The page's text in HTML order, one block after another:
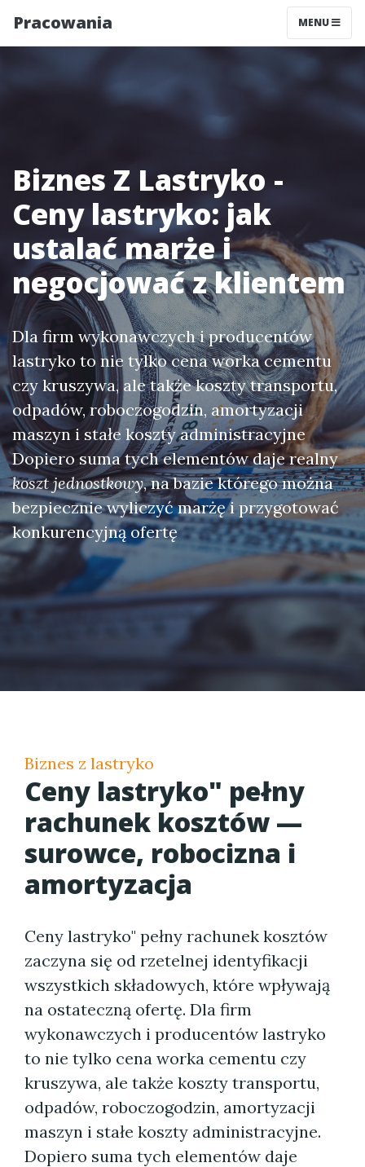
Pracowania MENU
Biznes Z Lastryko -
Ceny lastryko: jak
ustalać marże i
negocjować z klientem
Dla firm wykonawczych i producentów
lastryko to nie tylko cena worka cementu
czy kruszywa, ale także koszty transportu,
odpadów, roboczogodzin, amortyzacji
maszyn i stałe koszty administracyjne
Dopiero suma tych elementów daje realny
koszt jednostkowy, na bazie którego można
bezpiecznie wyliczyć marżę i przygotować
konkurencyjną ofertę
Biznes z lastryko
Ceny lastryko" pełny
rachunek kosztów —
surowce, robocizna i
amortyzacja
Ceny lastryko" pełny rachunek kosztów
zaczyna się od rzetelnej identyfikacji
wszystkich składowych, które wpływają
na ostateczną ofertę. Dla firm
wykonawczych i producentów lastryko
to nie tylko cena worka cementu czy
kruszywa, ale także koszty transportu,
odpadów, roboczogodzin, amortyzacji
maszyn i stałe koszty administracyjne.
Dopiero suma tych elementów daje